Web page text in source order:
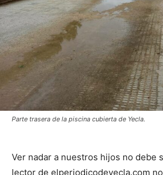
Parte trasera de la piscina cubierta de Yecla.
Ver nadar a nuestros hijos no debe
lector de elperiodicodeyecla.com